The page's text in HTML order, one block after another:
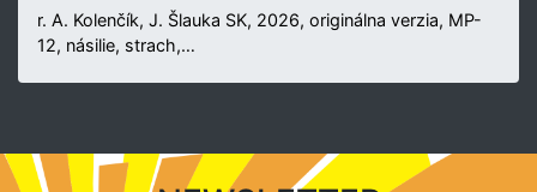
r. A. Kolenčík, J. Šlauka SK, 2026, originálna verzia, MP-
12, násilie, strach,…